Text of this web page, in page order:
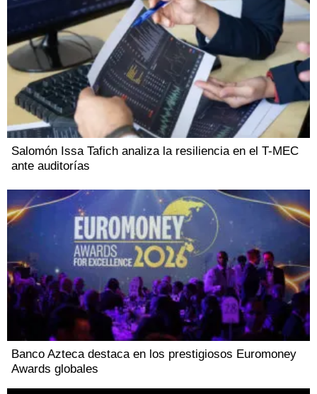
Salomón Issa Tafich analiza la resiliencia en el T-MEC
ante auditorías
Banco Azteca destaca en los prestigiosos Euromoney
Awards globales